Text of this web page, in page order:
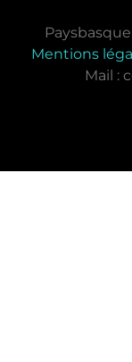
Mentions
Mail :